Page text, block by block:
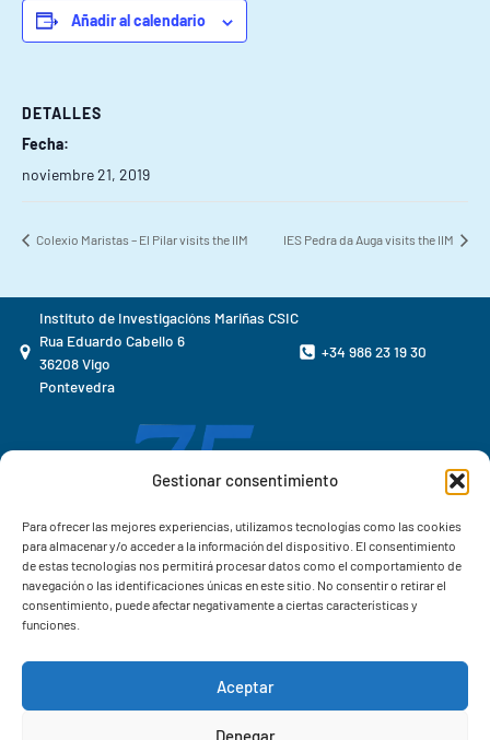
Gestionar consentimiento
Para ofrecer las mejores experiencias, utilizamos tecnologías como las cookies
para almacenar y/o acceder a la información del dispositivo. El consentimiento
de estas tecnologías nos permitirá procesar datos como el comportamiento de
navegación o las identificaciones únicas en este sitio. No consentir o retirar el
consentimiento, puede afectar negativamente a ciertas características y
funciones.
Aceptar
Denegar
Añadir al calendario
DETALLES
Fecha:
noviembre 21, 2019
Colexio Maristas – El Pilar visits the IIM IES Pedra da Auga visits the IIM
Instituto de Investigacións Mariñas CSIC
Rua Eduardo Cabello 6
36208 Vigo
Pontevedra
+34 986 23 19 30
Correo IIM